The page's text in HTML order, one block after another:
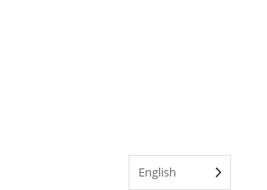
English